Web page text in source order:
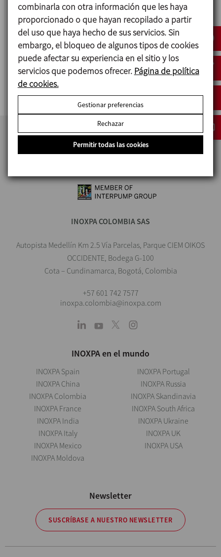
8050
INOXPA COLOMBIA SAS
Autopista Medellín Km 2.5 Vía Parcelas, Parque CIEM OIKOS
OCCIDENTE, Bodega G-100
Cota – Cundinamarca, Bogotá, Colombia
+57 601 742 7577
inoxpa.colombia@inoxpa.com
INOXPA en el mundo
INOXPA Spain
INOXPA China
INOXPA Colombia
INOXPA France
INOXPA India
INOXPA Italy
INOXPA Mexico
INOXPA Moldova
INOXPA Portugal
INOXPA Russia
INOXPA Skandinavia
INOXPA South Africa
INOXPA Ukraine
INOXPA UK
INOXPA USA
Newsletter
SUSCRÍBASE A NUESTRO NEWSLETTER
combinarla con otra información que les haya
proporcionado o que hayan recopilado a partir
del uso que haya hecho de sus servicios. Sin
embargo, el bloqueo de algunos tipos de cookies
puede afectar su experiencia en el sitio y los
servicios que podemos ofrecer. Página de política
de cookies.
Gestionar preferencias
Rechazar
Permitir todas las cookies